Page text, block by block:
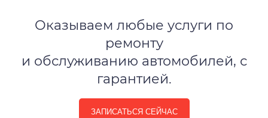
Оказываем любые услуги по
ремонту
и обслуживанию автомобилей, с
гарантией.
ЗАПИСАТЬСЯ СЕЙЧАС